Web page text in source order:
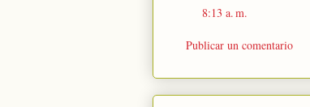
8:13 a. m.
Publicar un comentario